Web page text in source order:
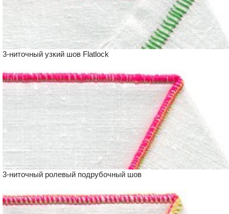
3-ниточный узкий шов Flatlock
3-ниточный ролевый подрубочный шов